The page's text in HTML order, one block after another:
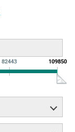
82443 109850